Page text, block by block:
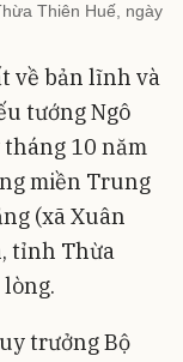
Thiên Huế, ngày
về bản lĩnh và
tướng Ngô
10 năm
miền Trung
(xã Xuân
tỉnh Thừa
trưởng Bộ